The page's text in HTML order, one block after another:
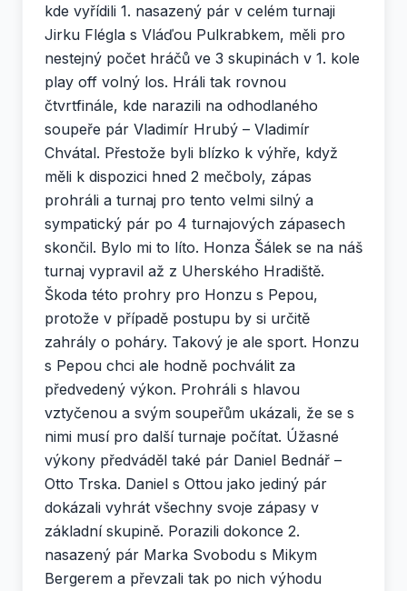
kde vyřídili 1. nasazený pár v celém turnaji
Jirku Flégla s Vláďou Pulkrabkem, měli pro
nestejný počet hráčů ve 3 skupinách v 1. kole
play off volný los. Hráli tak rovnou
čtvrtfinále, kde narazili na odhodlaného
soupeře pár Vladimír Hrubý – Vladimír
Chvátal. Přestože byli blízko k výhře, když
měli k dispozici hned 2 mečboly, zápas
prohráli a turnaj pro tento velmi silný a
sympatický pár po 4 turnajových zápasech
skončil. Bylo mi to líto. Honza Šálek se na náš
turnaj vypravil až z Uherského Hradiště.
Škoda této prohry pro Honzu s Pepou,
protože v případě postupu by si určitě
zahrály o poháry. Takový je ale sport. Honzu
s Pepou chci ale hodně pochválit za
předvedený výkon. Prohráli s hlavou
vztyčenou a svým soupeřům ukázali, že se s
nimi musí pro další turnaje počítat. Úžasné
výkony předváděl také pár Daniel Bednář –
Otto Trska. Daniel s Ottou jako jediný pár
dokázali vyhrát všechny svoje zápasy v
základní skupině. Porazili dokonce 2.
nasazený pár Marka Svobodu s Mikym
Bergerem a převzali tak po nich výhodu